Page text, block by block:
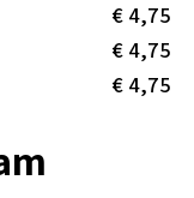
€ 4,75
€ 4,75
€ 4,75